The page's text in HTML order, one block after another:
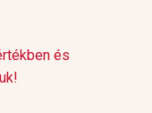
és